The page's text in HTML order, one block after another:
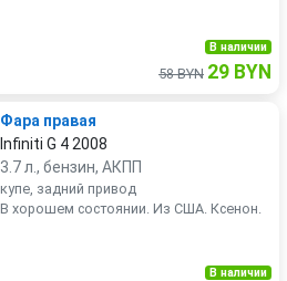
В наличии
58 BYN 29 BYN
Фара правая
Infiniti G 4 2008
3.7 л., бензин, АКПП
купе, задний привод
В хорошем состоянии. Из США. Ксенон.
В наличии